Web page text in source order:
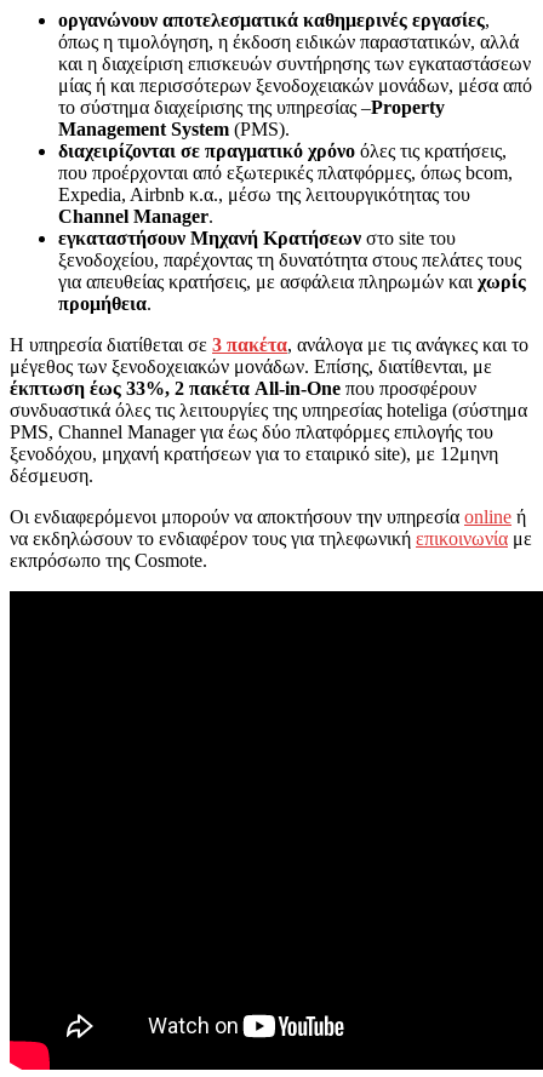
οργανώνουν αποτελεσματικά καθημερινές εργασίες,
όπως η τιμολόγηση, η έκδοση ειδικών παραστατικών, αλλά
και η διαχείριση επισκευών συντήρησης των εγκαταστάσεων
μίας ή και περισσότερων ξενοδοχειακών μονάδων, μέσα από
το σύστημα διαχείρισης της υπηρεσίας –Property
Management System (PMS).
διαχειρίζονται σε πραγματικό χρόνο όλες τις κρατήσεις,
που προέρχονται από εξωτερικές πλατφόρμες, όπως bcom,
Expedia, Airbnb κ.α., μέσω της λειτουργικότητας του
Channel Manager.
εγκαταστήσουν Μηχανή Κρατήσεων στο site του
ξενοδοχείου, παρέχοντας τη δυνατότητα στους πελάτες τους
για απευθείας κρατήσεις, με ασφάλεια πληρωμών και χωρίς
προμήθεια.
Η υπηρεσία διατίθεται σε 3 πακέτα, ανάλογα με τις ανάγκες και το
μέγεθος των ξενοδοχειακών μονάδων. Επίσης, διατίθενται, με
έκπτωση έως 33%, 2 πακέτα All-in-One που προσφέρουν
συνδυαστικά όλες τις λειτουργίες της υπηρεσίας hoteliga (σύστημα
PMS, Channel Manager για έως δύο πλατφόρμες επιλογής του
ξενοδόχου, μηχανή κρατήσεων για το εταιρικό site), με 12μηνη
δέσμευση.
Οι ενδιαφερόμενοι μπορούν να αποκτήσουν την υπηρεσία online ή
να εκδηλώσουν το ενδιαφέρον τους για τηλεφωνική επικοινωνία με
εκπρόσωπο της Cosmote.